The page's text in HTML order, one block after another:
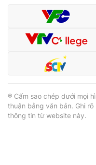
® Cấm sao chép dưới mọi
thuận bằng văn bản. Ghi
thông tin từ website này.